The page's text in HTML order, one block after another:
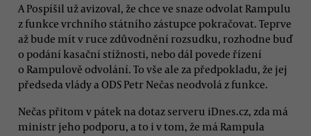
A Pospíšil už avizoval, že chce ve snaze odvolat Rampulu
z funkce vrchního státního zástupce pokračovat. Teprve
až bude mít v ruce zdůvodnění rozsudku, rozhodne buď
o podání kasační stížnosti, nebo dál povede řízení
o Rampulově odvolání. To vše ale za předpokladu, že jej
předseda vlády a ODS Petr Nečas neodvolá z funkce.
Nečas přitom v pátek na dotaz serveru iDnes.cz, zda má
ministr jeho podporu, a to i v tom, že má Rampula